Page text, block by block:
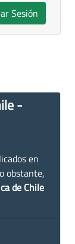
Sesión
-
en
obstante,
de Chile